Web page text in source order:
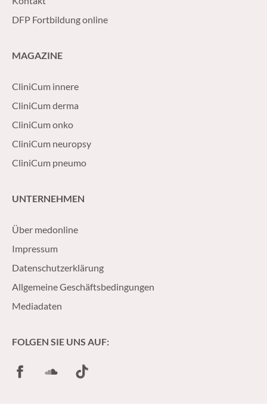
DFP Fortbildung online
MAGAZINE
CliniCum innere
CliniCum derma
CliniCum onko
CliniCum neuropsy
CliniCum pneumo
UNTERNEHMEN
Über medonline
Impressum
Datenschutzerklärung
Allgemeine Geschäftsbedingungen
Mediadaten
FOLGEN SIE UNS AUF:
FacebookSoundCloud
TikTok